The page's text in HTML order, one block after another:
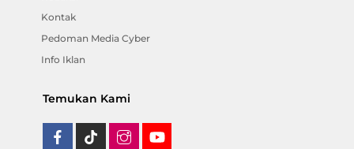
Kontak
Pedoman Media Cyber
Info Iklan
Temukan Kami